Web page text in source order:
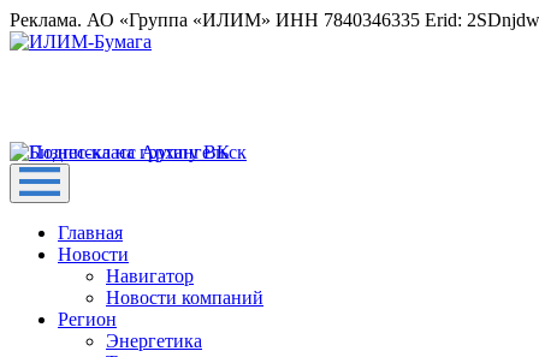
Реклама. АО «Группа «ИЛИМ» ИНН 7840346335 Erid:
Главная
Новости
Навигатор
Новости компаний
Регион
Энергетика